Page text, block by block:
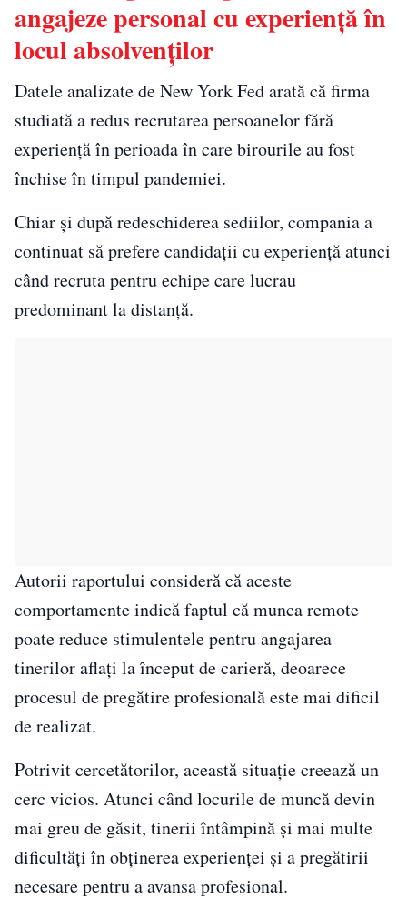
angajeze personal cu experiență în
locul absolvenților
Datele analizate de New York Fed arată că firma
studiată a redus recrutarea persoanelor fără
experiență în perioada în care birourile au fost
închise în timpul pandemiei.
Chiar și după redeschiderea sediilor, compania a
continuat să prefere candidații cu experiență atunci
când recruta pentru echipe care lucrau
predominant la distanță.
Autorii raportului consideră că aceste
comportamente indică faptul că munca remote
poate reduce stimulentele pentru angajarea
tinerilor aflați la început de carieră, deoarece
procesul de pregătire profesională este mai dificil
de realizat.
Potrivit cercetătorilor, această situație creează un
cerc vicios. Atunci când locurile de muncă devin
mai greu de găsit, tinerii întâmpină și mai multe
dificultăți în obținerea experienței și a pregătirii
necesare pentru a avansa profesional.